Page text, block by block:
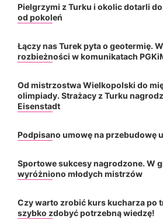
Pielgrzymi z Turku i okolic dotarli
od pokoleń
Łączy nas Turek pyta o geotermię.
rozbieżności w komunikatach
Od mistrzostwa Wielkopolski do
olimpiady. Strażacy z Turku
Eisenstadt
Podpisano umowę na przebudowę
Sportowe sukcesy nagrodzone. W
wyróżniono młodych mistrzów
Czy warto zrobić kurs kucharza po
szybko zdobyć potrzebną wiedzę!